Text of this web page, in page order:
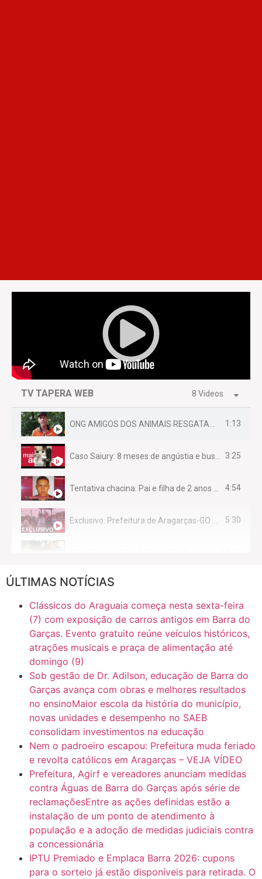
TV TAPERA WEB 8 Videos
1:13
3:25
4:54
5:30
CASO SAIURY - SEM CORTES
Mini Ginásio de Aragarças- Só a bo$ta 6:31
ARAGARÇAS: Uma das obras que não tem prioridade 7:10
ÚLTIMAS NOTÍCIAS
Clássicos do Araguaia começa nesta sexta-feira
(7) com exposição de carros antigos em Barra do
Garças. Evento gratuito reúne veículos históricos,
atrações musicais e praça de alimentação até
domingo (9)
Sob gestão de Dr. Adilson, educação de Barra do
Garças avança com obras e melhores resultados
no ensinoMaior escola da história do município,
novas unidades e desempenho no SAEB
consolidam investimentos na educação
Nem o padroeiro escapou: Prefeitura muda feriado
e revolta católicos em Aragarças – VEJA VÍDEO
Prefeitura, Agirf e vereadores anunciam medidas
contra Águas de Barra do Garças após série de
reclamaçõesEntre as ações definidas estão a
instalação de um ponto de atendimento à
população e a adoção de medidas judiciais contra
a concessionária
IPTU Premiado e Emplaca Barra 2026: cupons
para o sorteio já estão disponíveis para retirada. O